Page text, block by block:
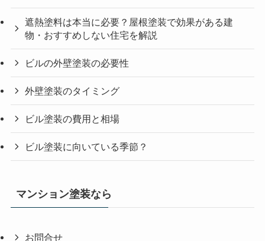
遮熱塗料は本当に必要？屋根塗装で効果がある建
物・おすすめしない住宅を解説
ビルの外壁塗装の必要性
外壁塗装のタイミング
ビル塗装の費用と相場
ビル塗装に向いている季節？
マンション塗装なら
お問合せ